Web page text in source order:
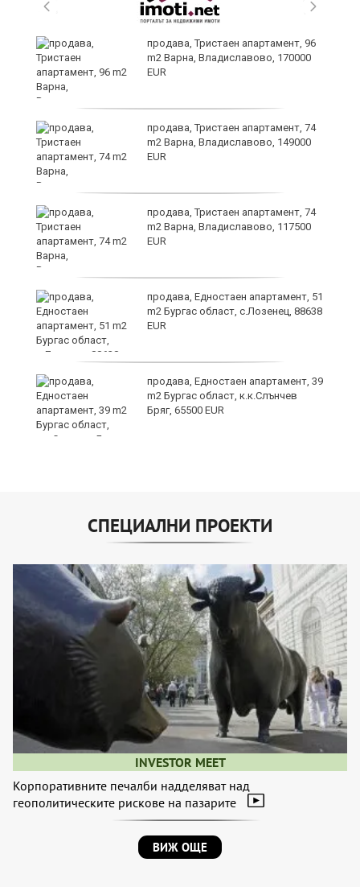
продава, Тристаен апартамент, 96
m2 Варна, Владиславово, 170000
EUR
продава, Тристаен апартамент, 74
m2 Варна, Владиславово, 149000
EUR
продава, Тристаен апартамент, 74
m2 Варна, Владиславово, 117500
EUR
продава, Едностаен апартамент, 51
m2 Бургас област, с.Лозенец, 88638
EUR
продава, Едностаен апартамент, 39
m2 Бургас област, к.к.Слънчев
Бряг, 65500 EUR
СПЕЦИАЛНИ ПРОЕКТИ
INVESTOR MEET
Корпоративните печалби надделяват над
геополитическите рискове на пазарите
ВИЖ ОЩЕ